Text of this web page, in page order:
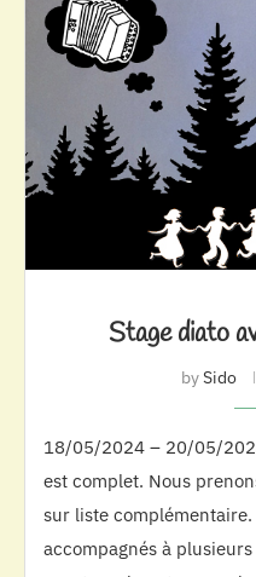
Stage diato
bySido
18/05/2024 – 20/05/
est complet. Nous
sur liste
accompagnés à